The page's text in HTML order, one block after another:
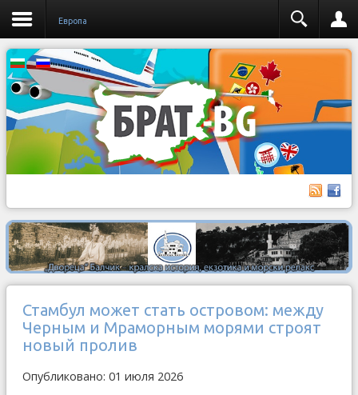
Европа
Стамбул может стать островом: между
Черным и Мраморным морями строят
новый пролив
Опубликовано: 01 июля 2026